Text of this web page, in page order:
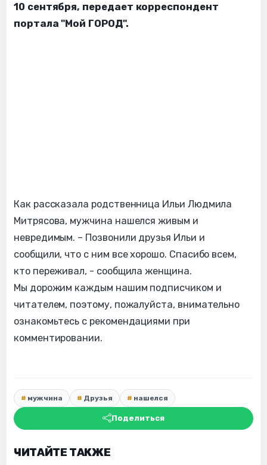
10 сентября, передает корреспондент
портала "Мой ГОРОД".
Как рассказала родственница Ильи Людмила
Митрясова, мужчина нашелся живым и
невредимым. – Позвонили друзья Ильи и
сообщили, что с ним все хорошо. Спасибо всем,
кто переживал, - сообщила женщина.
Мы дорожим каждым нашим подписчиком и
читателем, поэтому, пожалуйста, внимательно
ознакомьтесь с рекомендациями при
комментировании.
мужчина Друзья нашелся
Поделиться
ЧИТАЙТЕ ТАКЖЕ